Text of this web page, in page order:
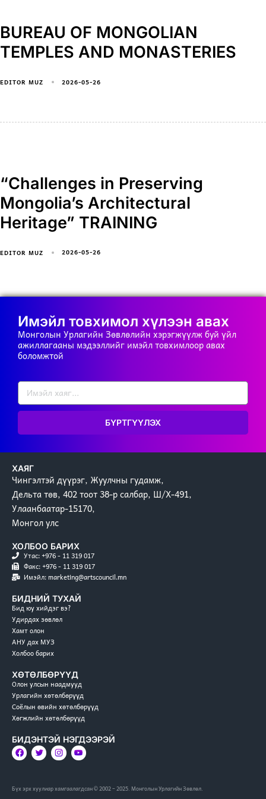
BUREAU OF MONGOLIAN
TEMPLES AND MONASTERIES
EDITOR MUZ 2026-05-26
“Challenges in Preserving
Mongolia’s Architectural
Heritage” TRAINING
EDITOR MUZ 2026-05-26
Имэйл товхимол хүлээн авах
Монголын Урлагийн Зөвлөлийн хэрэгжүүлж буй үйл
ажиллагааны мэдээллийг имэйл товхимлоор авах
боломжтой
БҮРТГҮҮЛЭХ
ХАЯГ
Чингэлтэй дүүрэг, Жуулчны гудамж,
Дельта төв, 402 тоот 38-р салбар, Ш/Х-491,
Улаанбаатар-15170,
Монгол улс
ХОЛБОО БАРИХ
Утас: +976 - 11 319 017
Факс: +976 - 11 319 017
Имэйл: marketing@artscouncil.mn
БИДНИЙ ТУХАЙ
Бид юу хийдэг вэ?
Удирдах зөвлөл
Хамт олон
АНУ дах МУЗ
Холбоо барих
ХӨТӨЛБӨРҮҮД
Олон улсын наадмууд
Урлагийн хөтөлбөрүүд
Соёлын өвийн хөтөлбөрүүд
Хөгжлийн хөтөлбөрүүд
БИДЭНТЭЙ НЭГДЭЭРЭЙ
Бүх эрх хуулиар хамгаалагдсан © 2002 – 2025. Монголын Урлагийн Зөвлөл.